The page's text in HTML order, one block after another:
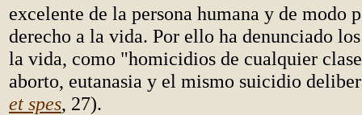
excelente de la persona humana y de modo
derecho a la vida. Por ello ha denunciado
la vida, como "homicidios de cualquier
aborto, eutanasia y el mismo suicidio
et spes, 27).